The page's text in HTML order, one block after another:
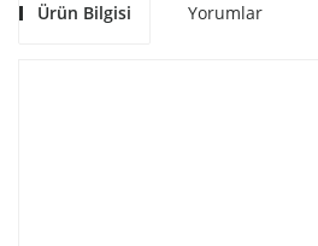
Ürün Bilgisi Yorumlar